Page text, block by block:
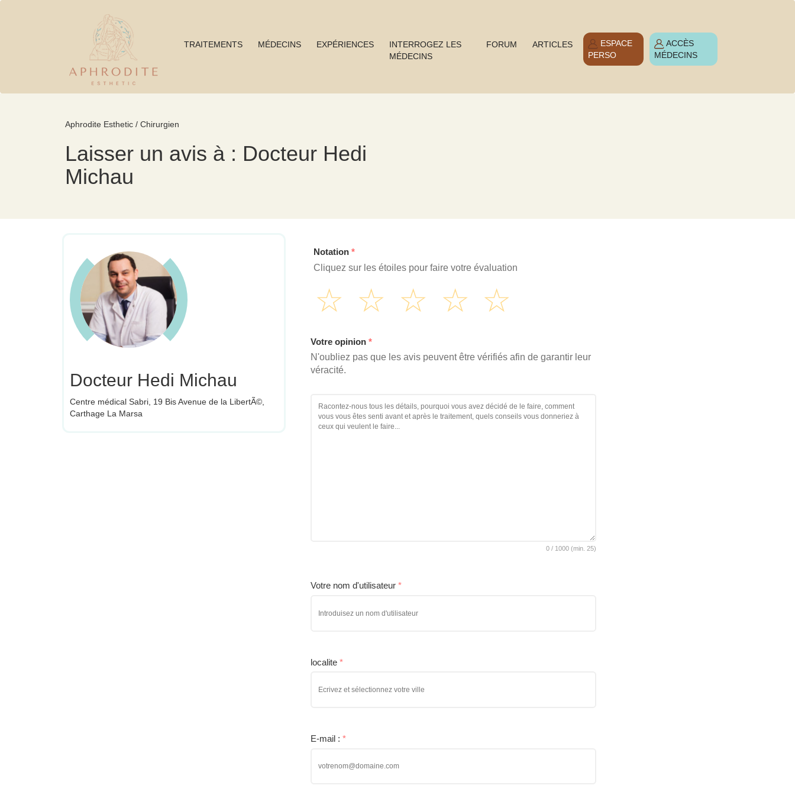
TRAITEMENTS MÉDECINS EXPÉRIENCES
INTERROGEZ LES
MÉDECINS
FORUM ARTICLES
ESPACE
PERSO
ACCÈS
MÉDECINS
Aphrodite Esthetic / Chirurgien
Laisser un avis à : Docteur Hedi
Michau
Docteur Hedi Michau
Centre médical Sabri, 19 Bis Avenue de la LibertÃ©,
Carthage La Marsa
Notation *
Cliquez sur les étoiles pour faire votre évaluation
Votre opinion *
N'oubliez pas que les avis peuvent être vérifiés afin de garantir leur
véracité.
0/ 1000(min.25)
Votre nom d'utilisateur *
localite *
E-mail : *